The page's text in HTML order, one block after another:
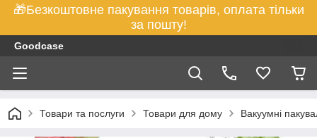
🎁Безкоштовне пакування товарів, оплата тільки
за пошту!
Goodcase
Товари та послуги Товари для дому Вакуумні